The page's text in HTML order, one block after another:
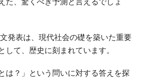
た、驚くべき予測と言えるでしょ
発表は、現代社会の礎を築いた重要
して、歴史に刻まれています。
は？」という問いに対する答えを探